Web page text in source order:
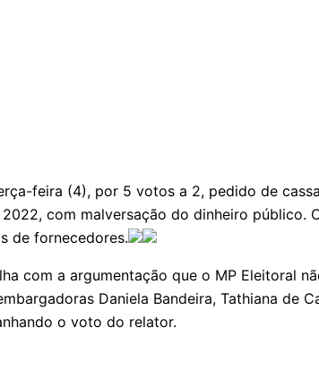
feira (4), por 5 votos a 2, pedido de
com malversação do dinheiro público.
de fornecedores.
com a argumentação que o MP Eleitoral
Daniela Bandeira, Tathiana de
o voto do relator.